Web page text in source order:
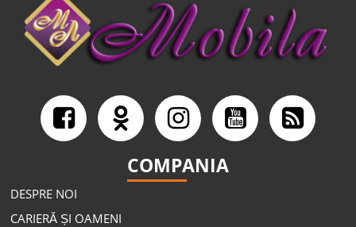
COMPANIA
DESPRE NOI
CARIERĂ ȘI OAMENI